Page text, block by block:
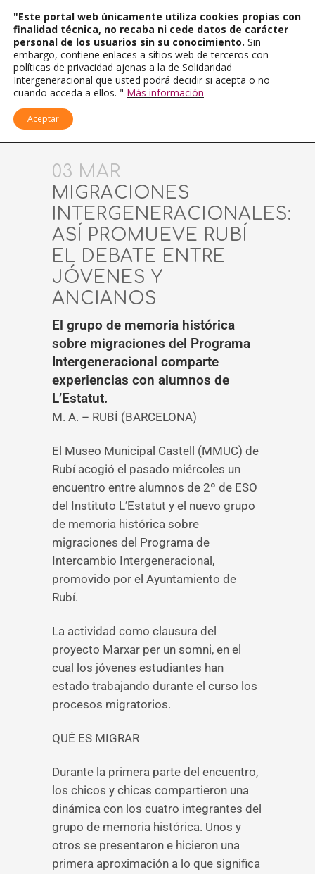
03 MAR
MIGRACIONES
INTERGENERACIONALES:
ASÍ PROMUEVE RUBÍ
EL DEBATE ENTRE
JÓVENES Y
ANCIANOS
El grupo de memoria histórica
sobre migraciones del Programa
Intergeneracional comparte
experiencias con alumnos de
L’Estatut.
M. A. – RUBÍ (BARCELONA)
El Museo Municipal Castell (MMUC) de
Rubí acogió el pasado miércoles un
encuentro entre alumnos de 2º de ESO
del Instituto L’Estatut y el nuevo grupo
de memoria histórica sobre
migraciones del Programa de
Intercambio Intergeneracional,
promovido por el Ayuntamiento de
Rubí.
La actividad como clausura del
proyecto Marxar per un somni, en el
cual los jóvenes estudiantes han
estado trabajando durante el curso los
procesos migratorios.
QUÉ ES MIGRAR
Durante la primera parte del encuentro,
los chicos y chicas compartieron una
dinámica con los cuatro integrantes del
grupo de memoria histórica. Unos y
otros se presentaron e hicieron una
primera aproximación a lo que significa
"Este portal web únicamente utiliza cookies propias con
finalidad técnica, no recaba ni cede datos de carácter
personal de los usuarios sin su conocimiento. Sin
embargo, contiene enlaces a sitios web de terceros con
políticas de privacidad ajenas a la de Solidaridad
Intergeneracional que usted podrá decidir si acepta o no
cuando acceda a ellos. " Más información
Aceptar